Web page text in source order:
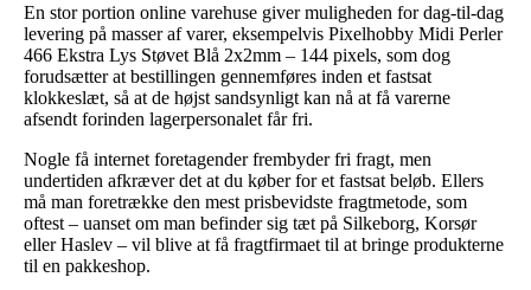
En stor portion online varehuse giver muligheden for dag-til-dag
levering på masser af varer, eksempelvis Pixelhobby Midi Perler
466 Ekstra Lys Støvet Blå 2x2mm – 144 pixels, som dog
forudsætter at bestillingen gennemføres inden et fastsat
klokkeslæt, så at de højst sandsynligt kan nå at få varerne
afsendt forinden lagerpersonalet får fri.
Nogle få internet foretagender frembyder fri fragt, men
undertiden afkræver det at du køber for et fastsat beløb. Ellers
må man foretrække den mest prisbevidste fragtmetode, som
oftest – uanset om man befinder sig tæt på Silkeborg, Korsør
eller Haslev – vil blive at få fragtfirmaet til at bringe produkterne
til en pakkeshop.